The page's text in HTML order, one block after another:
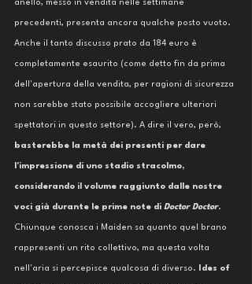
anello, messo in vendita nelle settimane
precedenti, presenta ancora qualche posto vuoto.
Anche il tanto discusso prato da 184 euro è
completamente esaurito (come detto fin da prima
dell'apertura della vendita, per ragioni di sicurezza
non sarebbe stato possibile accogliere ulteriori
spettatori in questo settore). A dire il vero, però,
basterebbe la metà dei presenti per dare
l'impressione di uno stadio stracolmo,
considerando il volume raggiunto dalle nostre
voci già durante le prime note di Doctor Doctor.
Chiunque conosca i Maiden sa quanto quel brano
rappresenti un rito collettivo, ma questa volta
nell'aria si percepisce qualcosa di diverso. Ides of